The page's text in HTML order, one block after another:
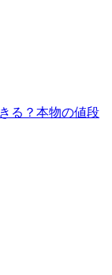
る？本物の値段